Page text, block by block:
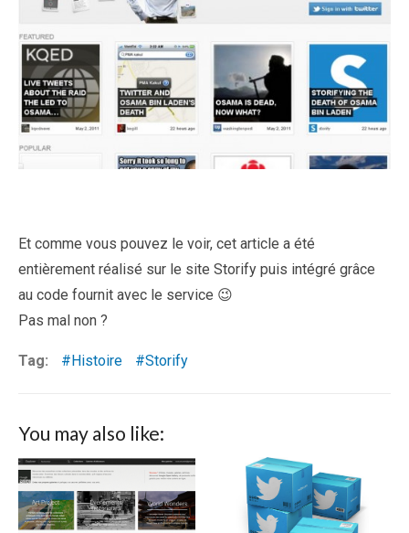
Et comme vous pouvez le voir, cet article a été
entièrement réalisé sur le site Storify puis intégré grâce
au code fournit avec le service 😉
Pas mal non ?
Tag: Histoire Storify
You may also like: